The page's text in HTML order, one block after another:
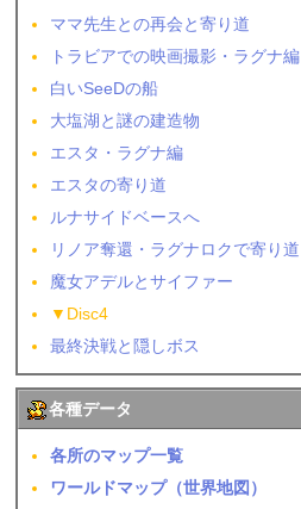
ママ先生との再会と寄り道
トラビアでの映画撮影・ラグナ編
白いSeeDの船
大塩湖と謎の建造物
エスタ・ラグナ編
エスタの寄り道
ルナサイドベースへ
リノア奪還・ラグナロクで寄り道
魔女アデルとサイファー
▼Disc4
最終決戦と隠しボス
各種データ
各所のマップ一覧
ワールドマップ（世界地図）